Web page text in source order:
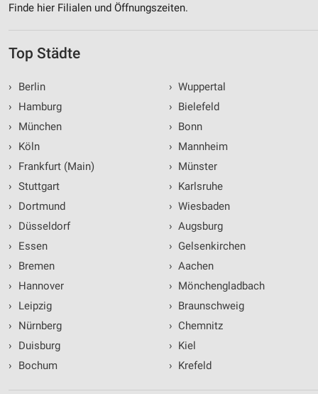
Finde hier Filialen und Öffnungszeiten.
Top Städte
›
Berlin
›
Hamburg
›
München
›
Köln
›
Frankfurt (Main)
› Stuttgart
›
Dortmund
›
Düsseldorf
›
Essen
›
Bremen
›
Hannover
›
Leipzig
›
Nürnberg
›
Duisburg
›
Bochum
› Wuppertal
› Bielefeld
› Bonn
› Mannheim
› Münster
› Karlsruhe
› Wiesbaden
› Augsburg
› Gelsenkirchen
› Aachen
› Mönchengladbach
› Braunschweig
› Chemnitz
› Kiel
› Krefeld